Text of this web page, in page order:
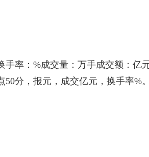
手率：%成交量：万手成交额：
50分，报元，成交亿元，换手率